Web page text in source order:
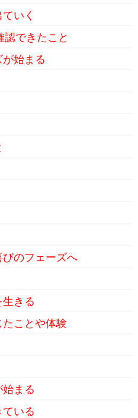
いく
認できたこと
始まる
のフェーズへ
きる
ことや体験
まる
いる